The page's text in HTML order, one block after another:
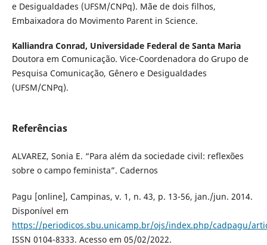
e Desigualdades (UFSM/CNPq). Mãe de dois filhos,
Embaixadora do Movimento Parent in Science.
Kalliandra Conrad, Universidade Federal de Santa Maria
Doutora em Comunicação. Vice-Coordenadora do Grupo de
Pesquisa Comunicação, Gênero e Desigualdades
(UFSM/CNPq).
Referências
ALVAREZ, Sonia E. “Para além da sociedade civil: reflexões
sobre o campo feminista”. Cadernos
Pagu [online], Campinas, v. 1, n. 43, p. 13-56, jan./jun. 2014.
Disponível em
https://periodicos.sbu.unicamp.br/ojs/index.php/cadpagu/
ISSN 0104-8333. Acesso em 05/02/2022.